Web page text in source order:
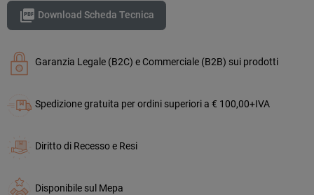
 Download Scheda Tecnica
Garanzia Legale (B2C) e Commerciale (B2B) sui prodotti
Spedizione gratuita per ordini superiori a € 100,00+IVA
Diritto di Recesso e Resi
Disponibile sul Mepa